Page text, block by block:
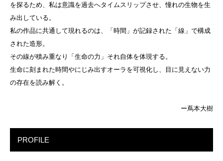
を探るため、私は意識を過去へタイムスリップさせ、憧れの生物を生
み出している。
私の作品に共通して現れるのは、「時間」が記録された「線」で構成
された造形。
その線が積み重なり「生命の力」それ自体を体現する。
生命に刻まれた時間やにじみ出すオーラを可視化し、目に見えない力
の存在を読み解く。
ー蔦本大樹
PROFILE